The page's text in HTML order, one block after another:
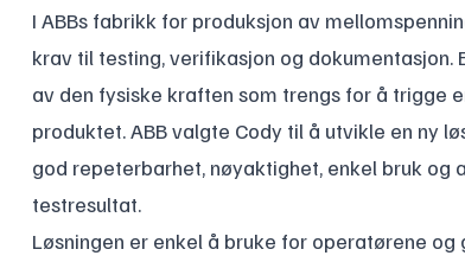
I ABBs fabrikk for produksjon av
krav til testing, verifikasjon og
av den fysiske kraften som trengs for å trigge
produktet. ABB valgte Cody til å utvikle en ny
god repeterbarhet, nøyaktighet, enkel bruk og
testresultat.
Løsningen er enkel å bruke for operatørene